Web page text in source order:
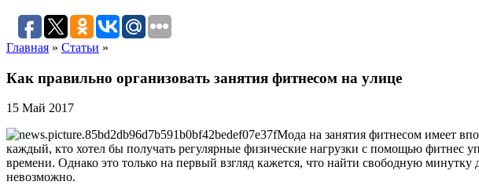
Главная » Статьи »
Как правильно организовать занятия фитнесом на улице
15 Май 2017
Мода на занятия фитнесом имеет
каждый, кто хотел бы получать регулярные физические нагрузки с помощью фитнес
времени. Однако это только на первый взгляд кажется, что найти свободную
невозможно.